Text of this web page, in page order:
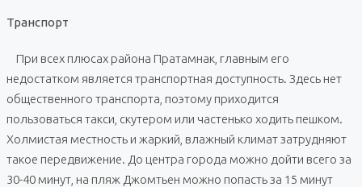
Транспорт
При всех плюсах района Пратамнак, главным его
недостатком является транспортная доступность. Здесь нет
общественного транспорта, поэтому приходится
пользоваться такси, скутером или частенько ходить пешком.
Холмистая местность и жаркий, влажный климат затрудняют
такое передвижение. До центра города можно дойти всего за
30-40 минут, на пляж Джомтьен можно попасть за 15 минут